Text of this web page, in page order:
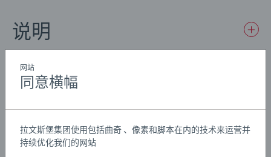
说明
车轨是轨道的基本组成部分。 将这些部件添加到您的轨道
套装中。
我们知道，孩子们有时会以意想不到的方式玩玩具。正因
如此，我们严格按照自身安全标准对产品进行全面测试，
这些标准在许多情况下甚至比法律要求更为严格。BRIO铁
Details
网站
同意横幅
拉文斯堡集团使用包括曲奇 、像素和脚本在内的技术来运营并
持续优化我们的网站